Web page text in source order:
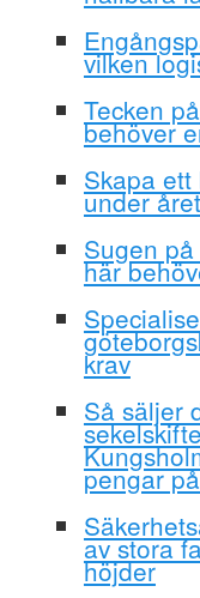
vilken
Tecken
behöver
Skapa
under
Sugen
här
krav
Så säljer
pengar
av stora
höjder